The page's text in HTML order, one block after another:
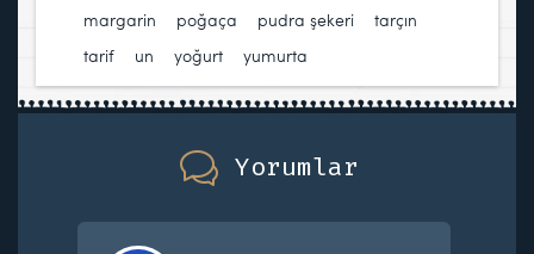
margarin
poğaça pudra şekeri tarçın
tarif
un yoğurt yumurta
Yorumlar